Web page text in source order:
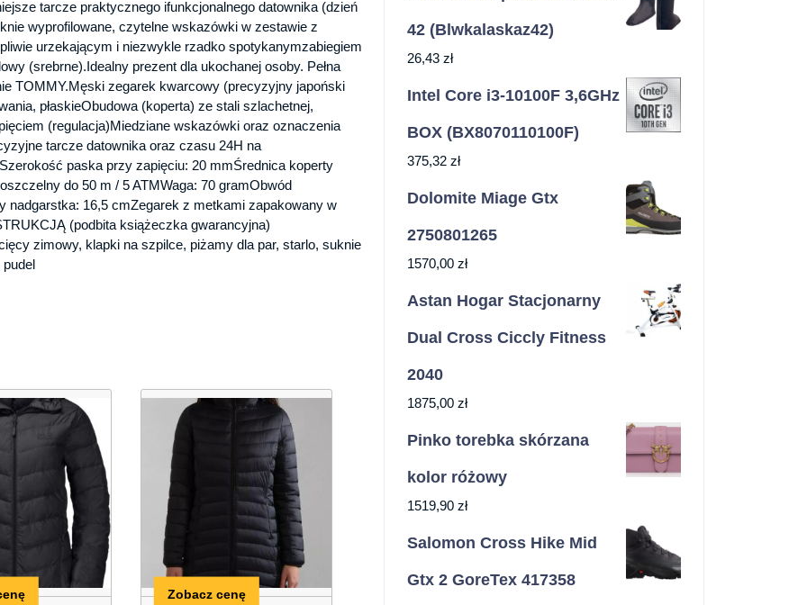
tarcze praktycznego ifunkcjonalnego datownika (dzień
wyprofilowane, czytelne wskazówki w zestawie z
urzekającym i niezwykle rzadko spotykanymzabiegiem
(srebrne).Idealny prezent dla ukochanej osoby. Pełna
TOMMY.Męski zegarek kwarcowy (precyzyjny japoński
płaskieObudowa (koperta) ze stali szlachetnej,
(regulacja)Miedziane wskazówki oraz oznaczenia
tarcze datownika oraz czasu 24H na
paska przy zapięciu: 20 mmŚrednica koperty
do 50 m / 5 ATMWaga: 70 gramObwód
16,5 cmZegarek z metkami zapakowany w
(podbita książeczka gwarancyjna)
zimowy, klapki na szpilce, piżamy dla par, starlo, suknie
pudel
Zobacz cenę
42 (Blwkalaskaz42)
26,43 zł
Intel Core i3-10100F 3,6GHz
BOX (BX8070110100F)
375,32 zł
Dolomite Miage Gtx
2750801265
1570,00 zł
Astan Hogar Stacjonarny
Dual Cross Ciccly Fitness
2040
1875,00 zł
Pinko torebka skórzana
kolor różowy
1519,90 zł
Salomon Cross Hike Mid
Gtx 2 GoreTex 417358